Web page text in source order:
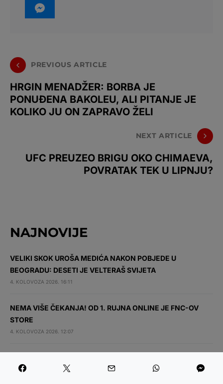
PREVIOUS ARTICLE
HRGIN MENADŽER: BORBA JE
PONUĐENA BAKOLEU, ALI PITANJE JE
KOLIKO JU ON ZAPRAVO ŽELI
NEXT ARTICLE
UFC PREUZEO BRIGU OKO CHIMAEVA,
POVRATAK TEK U LIPNJU?
NAJNOVIJE
VELIKI SKOK UROŠA MEDIĆA NAKON POBJEDE U
BEOGRADU: DESETI JE VELTERAŠ SVIJETA
4. KOLOVOZA 2026. 16:11
NEMA VIŠE ČEKANJA! OD 1. RUJNA ONLINE JE FNC-OV
STORE
4. KOLOVOZA 2026. 12:07
UPRAŽNJENU TITULU